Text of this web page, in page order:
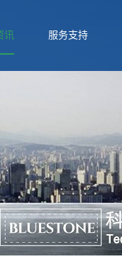
讯 服务支持